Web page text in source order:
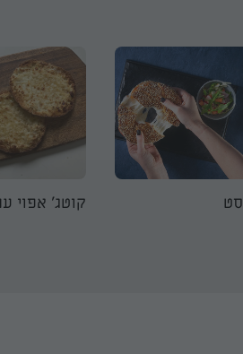
קוטג' אפוי